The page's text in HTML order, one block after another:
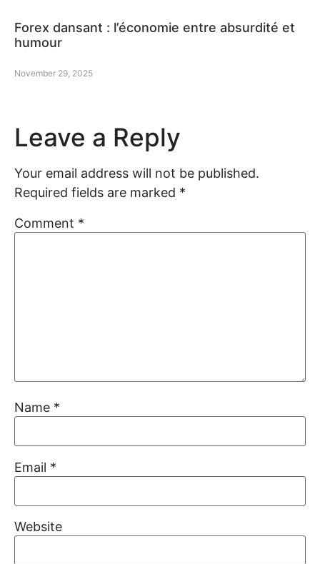
Forex dansant : l’économie entre absurdité et
humour
November 29, 2025
Leave a Reply
Your email address will not be published.
Required fields are marked *
Comment *
Name *
Email *
Website